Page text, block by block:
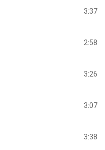
3:37
2:58
3:26
3:07
3:38